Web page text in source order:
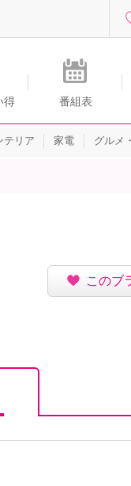
ネル
得 番組表
テリア 家電 グルメ
このブ